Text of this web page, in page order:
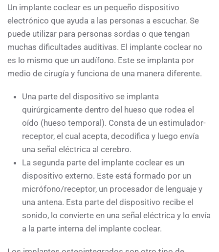
Un implante coclear es un pequeño dispositivo
electrónico que ayuda a las personas a escuchar. Se
puede utilizar para personas sordas o que tengan
muchas dificultades auditivas. El implante coclear no
es lo mismo que un audífono. Este se implanta por
medio de cirugía y funciona de una manera diferente.
Una parte del dispositivo se implanta
quirúrgicamente dentro del hueso que rodea el
oído (hueso temporal). Consta de un estimulador-
receptor, el cual acepta, decodifica y luego envía
una señal eléctrica al cerebro.
La segunda parte del implante coclear es un
dispositivo externo. Este está formado por un
micrófono/receptor, un procesador de lenguaje y
una antena. Esta parte del dispositivo recibe el
sonido, lo convierte en una señal eléctrica y lo envía
a la parte interna del implante coclear.